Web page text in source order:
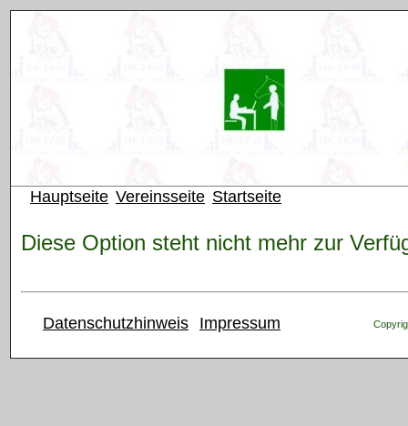
Hauptseite Vereinsseite Startseite
Diese Option steht nicht mehr zur
Datenschutzhinweis Impressum